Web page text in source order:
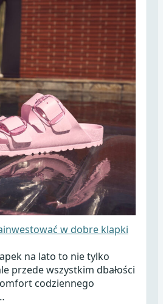
w dobre klapki
na lato to nie tylko
przede wszystkim dbałości
codziennego